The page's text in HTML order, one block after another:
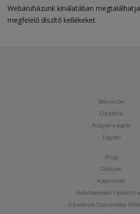
Webáruházunk kínálatában
megfelelő díszítő kellékeket.
Bevonók
Díszítők
Alapanyagok
Egyéb
Blog
Rólunk
Kapcsolat
Adatkezelési
Általános Szerződési